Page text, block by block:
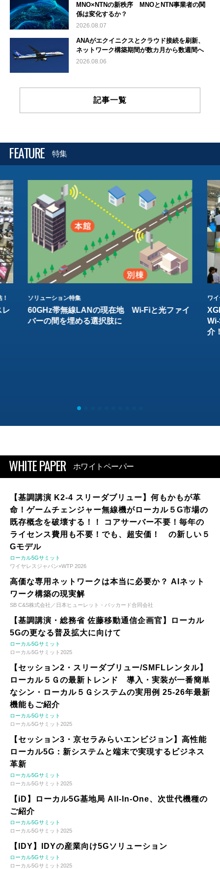
MNO×NTNの新秩序 MNOとNTN事業者の関
係は変化するか？
2026.08.07
ANAがエクイニクスとクラウド接続を刷新、
ネットワーク構築期間が数カ月から数週間へ
2026.08.06
記事一覧
FEATURE 特集
レ
ソリューション特集
60GHz帯無線LANの現在地 Wi-Fiと光ファイ
バーの間を埋める選択肢に
ワ
介
WHITE PAPER ホワイトペーパー
【基調講演 K2-4 スリーダブリュー】何もかもが革
命！ゲームチェンジャー無線機がローカル５G市場の
既存概念を破壊する！！ コアサーバー不要！毎年の
ライセンス費用も不要！でも、超安価！ の新しい５
Gモデル
ローカル5Gサミット
ワイヤレスジャパン×WTP 2026
高価な専用ネットワークは本当に必要か？ AIネット
ワーク構築の現実解
SB C&S株式会社／日本ヒューレット・パッカード合同会社
【基調講演・総務省 佐藤移動通信企画官】ローカル
5Gの更なる普及拡大に向けて
ローカル5Gサミット
ローカル5Gサミット2025
【セッション2・スリーダブリュー/SMFLレンタル】
ローカル５Ｇの最新トレンド 導入・実装が一番簡単
なシン・ローカル５Ｇシステムの実用例 25-26年最新
機能もご紹介
ローカル5Gサミット
ローカル5Gサミット2025
【セッション3・京セラみらいエンビジョン】高性能
ローカル5G：新システムと端末で実現するビジネス
革新
ローカル5Gサミット
ローカル5Gサミット2025
【iD】ローカル5G基地局 All-In-One、次世代機種の
ご紹介
ローカル5Gサミット
ローカル5Gサミット2025
【IDY】IDYの産業向け5Gソリューション
ローカル5Gサミット
ローカル5Gサミット2025